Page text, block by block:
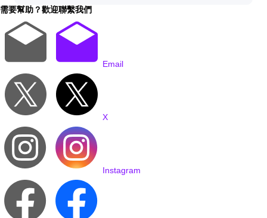
需要幫助？歡迎聯繫我們
Email
X
Instagram